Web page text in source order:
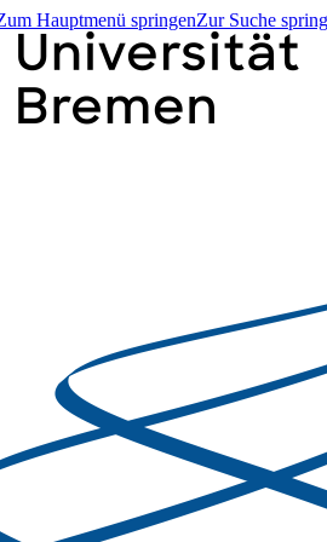
Hauptmenü springenZur Suche